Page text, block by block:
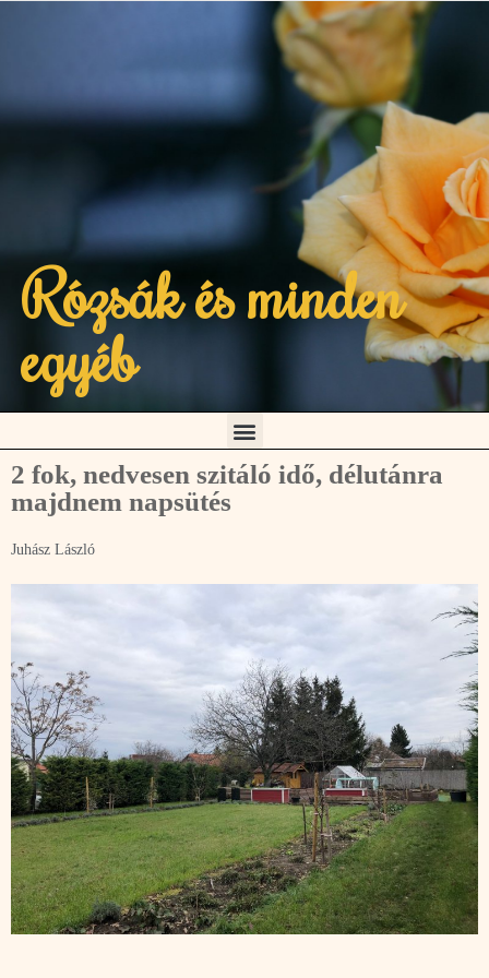
Rózsák és minden
egyéb
2 fok, nedvesen szitáló idő, délutánra
majdnem napsütés
Juhász László